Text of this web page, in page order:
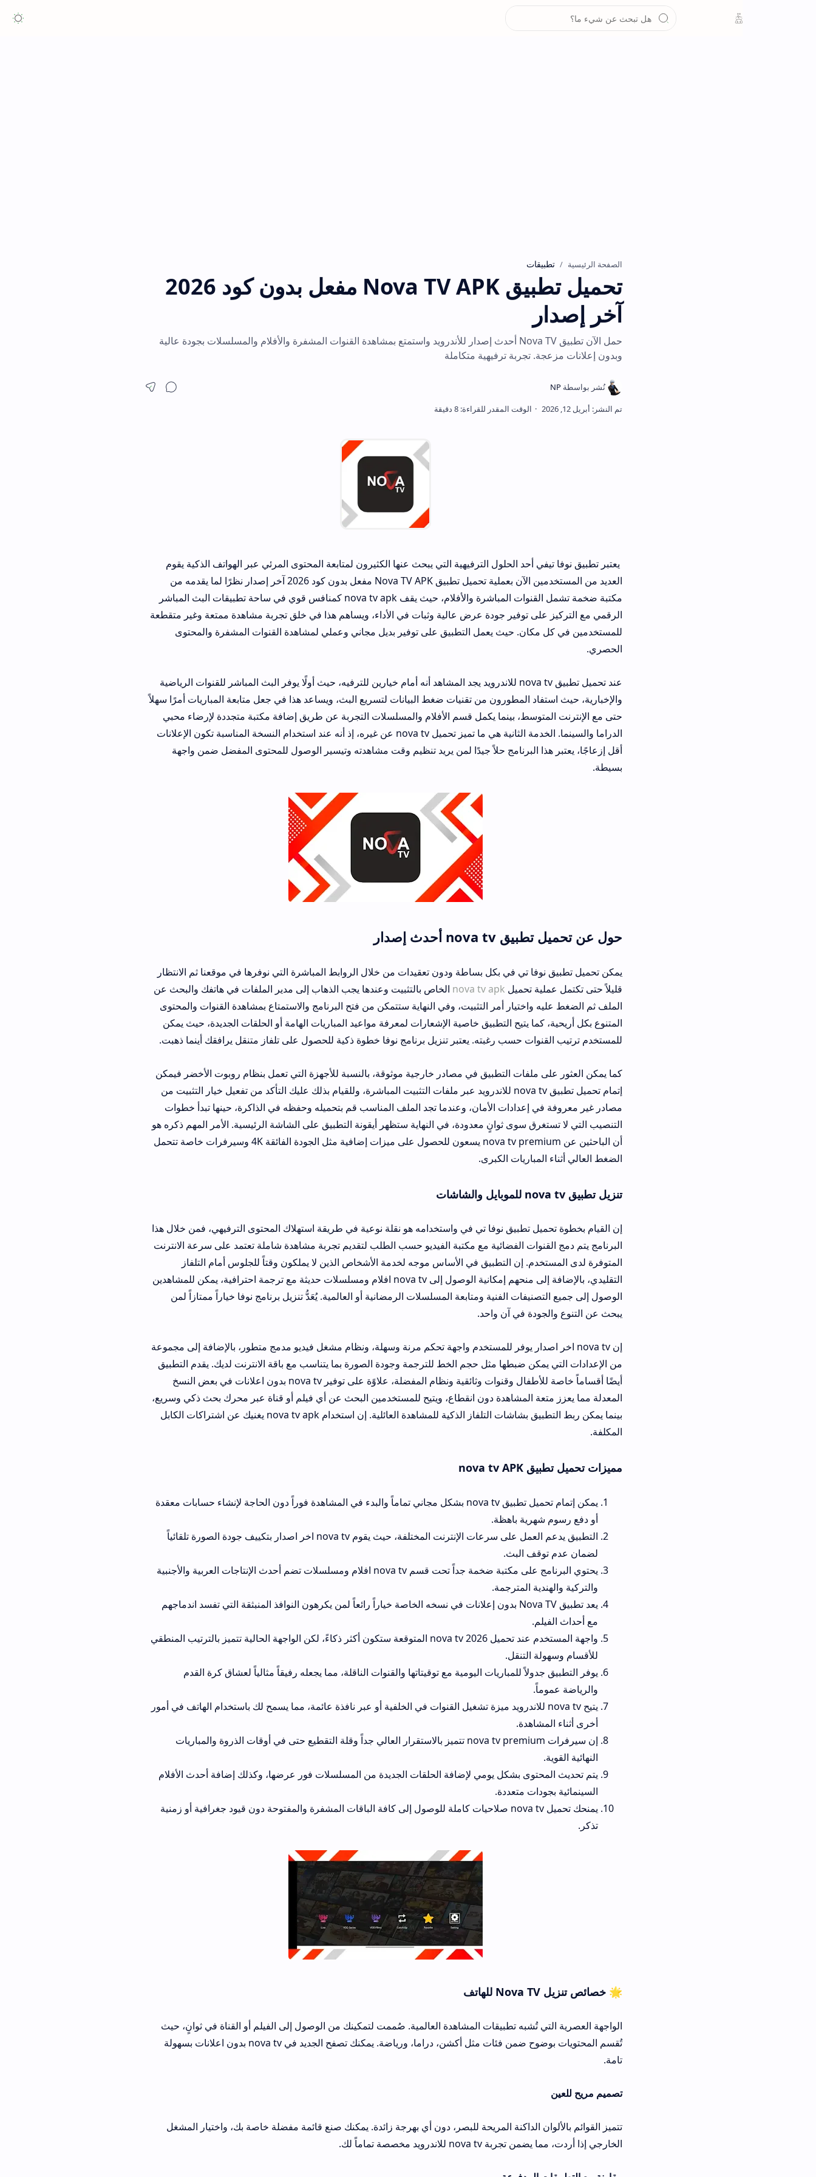
تطبيقات
تحميل تطبيق Nova TV APK مفعل بدون كود 2026
آخر إصدار
حمل الآن تطبيق Nova TV أحدث إصدار للأندرويد واستمتع بمشاهدة القنوات المشفرة والأفلام والمسلسلات بجودة عالية
وبدون إعلانات مزعجة. تجربة ترفيهية متكاملة
يعتبر تطبيق نوفا تيفي أحد الحلول الترفيهية التي يبحث عنها الكثيرون لمتابعة المحتوى المرئي عبر الهواتف الذكية يقوم
العديد من المستخدمين الآن بعملية تحميل تطبيق Nova TV APK مفعل بدون كود 2026 آخر إصدار نظرًا لما يقدمه من
مكتبة ضخمة تشمل القنوات المباشرة والأفلام، حيث يقف nova tv apk كمنافس قوي في ساحة تطبيقات البث المباشر
الرقمي مع التركيز على توفير جودة عرض عالية وثبات في الأداء، ويساهم هذا في خلق تجربة مشاهدة ممتعة وغير متقطعة
للمستخدمين في كل مكان. حيث يعمل التطبيق على توفير بديل مجاني وعملي لمشاهدة القنوات المشفرة والمحتوى
عند تحميل تطبيق nova tv للاندرويد يجد المشاهد أنه أمام خيارين للترفيه، حيث أولًا يوفر البث المباشر للقنوات الرياضية
والإخبارية، حيث استفاد المطورون من تقنيات ضغط البيانات لتسريع البث، ويساعد هذا في جعل متابعة المباريات أمرًا سهلاً
حتى مع الإنترنت المتوسط، بينما يكمل قسم الأفلام والمسلسلات التجربة عن طريق إضافة مكتبة متجددة لإرضاء محبي
الدراما والسينما. الخدمة الثانية هي ما تميز تحميل nova tv عن غيره، إذ أنه عند استخدام النسخة المناسبة تكون الإعلانات
أقل إزعاجًا، يعتبر هذا البرنامج حلاً جيدًا لمن يريد تنظيم وقت مشاهدته وتيسير الوصول للمحتوى المفضل ضمن واجهة
حول عن تحميل تطبيق nova tv أحدث إصدار
يمكن تحميل تطبيق نوفا تي في بكل بساطة ودون تعقيدات من خلال الروابط المباشرة التي نوفرها في موقعنا ثم الانتظار
قليلاً حتى تكتمل عملية تحميلnova tv apkالخاص بالتثبيت وعندها يجب الذهاب إلى مدير الملفات في هاتفك والبحث عن
الملف ثم الضغط عليه واختيار أمر التثبيت، وفي النهاية ستتمكن من فتح البرنامج والاستمتاع بمشاهدة القنوات والمحتوى
المتنوع بكل أريحية، كما يتيح التطبيق خاصية الإشعارات لمعرفة مواعيد المباريات الهامة أو الحلقات الجديدة، حيث يمكن
للمستخدم ترتيب القنوات حسب رغبته. يعتبر تنزيل برنامج نوفا خطوة ذكية للحصول على تلفاز متنقل يرافقك أينما ذهبت.
كما يمكن العثور على ملفات التطبيق في مصادر خارجية موثوقة، بالنسبة للأجهزة التي تعمل بنظام روبوت الأخضر فيمكن
إتمام تحميل تطبيق nova tv للاندرويد عبر ملفات التثبيت المباشرة، وللقيام بذلك عليك التأكد من تفعيل خيار التثبيت من
مصادر غير معروفة في إعدادات الأمان، وعندما تجد الملف المناسب قم بتحميله وحفظه في الذاكرة، حينها تبدأ خطوات
التنصيب التي لا تستغرق سوى ثوانٍ معدودة، في النهاية ستظهر أيقونة التطبيق على الشاشة الرئيسية. الأمر المهم ذكره هو
أن الباحثين عن nova tv premium يسعون للحصول على ميزات إضافية مثل الجودة الفائقة 4K وسيرفرات خاصة تتحمل
الضغط العالي أثناء المباريات الكبرى.
إن القيام بخطوة تحميل تطبيق نوفا تي في واستخدامه هو نقلة نوعية في طريقة استهلاك المحتوى الترفيهي، فمن خلال هذا
البرنامج يتم دمج القنوات الفضائية مع مكتبة الفيديو حسب الطلب لتقديم تجربة مشاهدة شاملة تعتمد على سرعة الانترنت
المتوفرة لدى المستخدم. إن التطبيق في الأساس موجه لخدمة الأشخاص الذين لا يملكون وقتاً للجلوس أمام التلفاز
التقليدي، بالإضافة إلى منحهم إمكانية الوصول إلى nova tv افلام ومسلسلات حديثة مع ترجمة احترافية، يمكن للمشاهدين
الوصول إلى جميع التصنيفات الفنية ومتابعة المسلسلات الرمضانية أو العالمية. يُعَدُّ تنزيل برنامج نوفا خياراً ممتازاً لمن
يبحث عن التنوع والجودة في آن واحد.
إن nova tv اخر اصدار يوفر للمستخدم واجهة تحكم مرنة وسهلة، ونظام مشغل فيديو مدمج متطور، بالإضافة إلى مجموعة
من الإعدادات التي يمكن ضبطها مثل حجم الخط للترجمة وجودة الصورة بما يتناسب مع باقة الانترنت لديك. يقدم التطبيق
أيضًا أقساماً خاصة للأطفال وقنوات وثائقية ونظام المفضلة، علاوًة على توفير nova tv بدون اعلانات في بعض النسخ
المعدلة مما يعزز متعة المشاهدة دون انقطاع، ويتيح للمستخدمين البحث عن أي فيلم أو قناة عبر محرك بحث ذكي وسريع،
بينما يمكن ربط التطبيق بشاشات التلفاز الذكية للمشاهدة العائلية. إن استخدام nova tv apk يغنيك عن اشتراكات الكابل
مميزات تحميل تطبيق nova tv APK
يمكن إتمام تحميل تطبيق nova tv بشكل مجاني تماماً والبدء في المشاهدة فوراً دون الحاجة لإنشاء حسابات معقدة
أو دفع رسوم شهرية باهظة.
التطبيق يدعم العمل على سرعات الإنترنت المختلفة، حيث يقوم nova tv اخر اصدار بتكييف جودة الصورة تلقائياً
لضمان عدم توقف البث.
يحتوي البرنامج على مكتبة ضخمة جداً تحت قسم nova tv افلام ومسلسلات تضم أحدث الإنتاجات العربية والأجنبية
والتركية والهندية المترجمة.
يعد تطبيق Nova TV بدون إعلانات في نسخه الخاصة خياراً رائعاً لمن يكرهون النوافذ المنبثقة التي تفسد اندماجهم
واجهة المستخدم عند تحميل nova tv 2026 المتوقعة ستكون أكثر ذكاءً، لكن الواجهة الحالية تتميز بالترتيب المنطقي
للأقسام وسهولة التنقل.
يوفر التطبيق جدولاً للمباريات اليومية مع توقيتاتها والقنوات الناقلة، مما يجعله رفيقاً مثالياً لعشاق كرة القدم
يتيح nova tv للاندرويد ميزة تشغيل القنوات في الخلفية أو عبر نافذة عائمة، مما يسمح لك باستخدام الهاتف في أمور
أخرى أثناء المشاهدة.
إن سيرفرات nova tv premium تتميز بالاستقرار العالي جداً وقلة التقطيع حتى في أوقات الذروة والمباريات
يتم تحديث المحتوى بشكل يومي لإضافة الحلقات الجديدة من المسلسلات فور عرضها، وكذلك إضافة أحدث الأفلام
السينمائية بجودات متعددة.
يمنحك تحميل nova tv صلاحيات كاملة للوصول إلى كافة الباقات المشفرة والمفتوحة دون قيود جغرافية أو زمنية
🌟 خصائص تنزيل Nova TV للهاتف
الواجهة العصرية التي تُشبه تطبيقات المشاهدة العالمية. صُممت لتمكينك من الوصول إلى الفيلم أو القناة في ثوانٍ، حيث
تُقسم المحتويات بوضوح ضمن فئات مثل أكشن، دراما، ورياضة. يمكنك تصفح الجديد في nova tv بدون اعلانات بسهولة
تتميز القوائم بالألوان الداكنة المريحة للبصر، دون أي بهرجة زائدة. يمكنك صنع قائمة مفضلة خاصة بك، واختيار المشغل
الخارجي إذا أردت، مما يضمن تجربة nova tv للاندرويد مخصصة تماماً لك.